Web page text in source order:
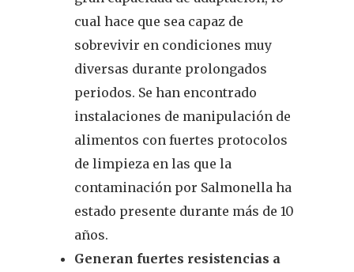
cual hace que sea capaz de
sobrevivir en condiciones muy
diversas durante prolongados
periodos. Se han encontrado
instalaciones de manipulación de
alimentos con fuertes protocolos
de limpieza en las que la
contaminación por Salmonella ha
estado presente durante más de 10
años.
Generan fuertes resistencias a